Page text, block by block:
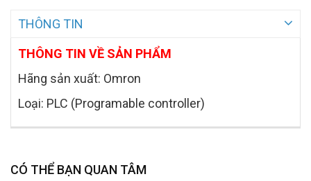
THÔNG TIN
THÔNG TIN VỀ SẢN PHẨM
Hãng sản xuất: Omron
Loại: PLC (Programable controller)
CÓ THỂ BẠN QUAN TÂM